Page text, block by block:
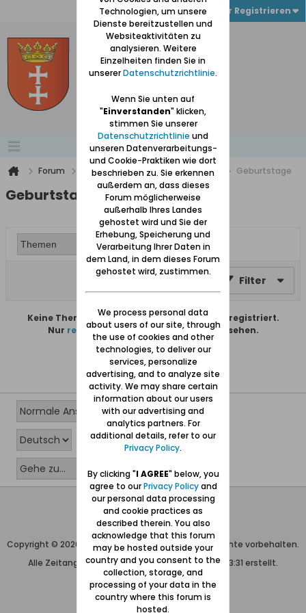
Anmelden oder Registrieren
Forum Nur für angemeldete Teilnehmer Geburtstage
Geburtstage
Filter
Keine Themen gefunden oder du bist nicht registriert.
Nur registrierte Benutzer können alles sehen.
Wolfgang Naujocks MMXXVI
Powered byvBulletin®
Copyright © 2026 MH Sub I, LLC dba vBulletin. Alle Rechte vorbehalten.
Alle Zeitangaben in WEZ+1. Die Seite wurde um 13:31 erstellt.
Technologien, um unsere
Dienste bereitzustellen und
Websiteaktivitäten zu
analysieren. Weitere
Einzelheiten finden Sie in
unsererDatenschutzrichtlinie.
Wenn Sie unten auf
"Einverstanden" klicken,
stimmen Sie unserer
Datenschutzrichtlinie und
unseren Datenverarbeitungs-
und Cookie-Praktiken wie dort
beschrieben zu. Sie erkennen
außerdem an, dass dieses
Forum möglicherweise
außerhalb Ihres Landes
gehostet wird und Sie der
Erhebung, Speicherung und
Verarbeitung Ihrer Daten in
dem Land, in dem dieses Forum
gehostet wird, zustimmen.
We process personal data
about users of our site, through
the use of cookies and other
technologies, to deliver our
services, personalize
advertising, and to analyze site
activity. We may share certain
information about our users
with our advertising and
analytics partners. For
additional details, refer to our
Privacy Policy.
By clicking "I AGREE" below, you
agree to ourPrivacy Policyand
our personal data processing
and cookie practices as
described therein. You also
acknowledge that this forum
may be hosted outside your
country and you consent to the
collection, storage, and
processing of your data in the
country where this forum is
hosted.